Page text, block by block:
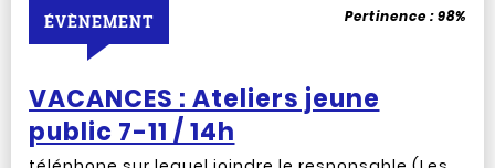
VACANCES : Ateliers jeune
public 7-11 / 14h
ÉVÈNEMENT Pertinence :98%